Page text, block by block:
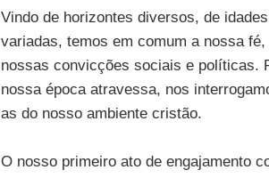
Vindo de horizontes diversos, de
variadas, temos em comum a nossa
nossas convicções sociais e políticas.
nossa época atravessa, nos
as do nosso ambiente cristão.
O nosso primeiro ato de engajamento